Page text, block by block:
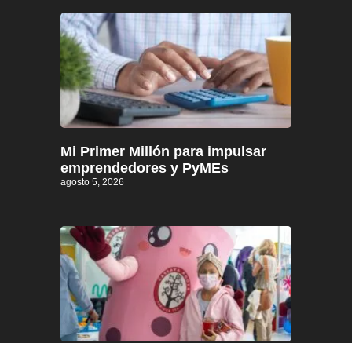
Mi Primer Millón para impulsar
emprendedores y PyMEs
agosto 5, 2026